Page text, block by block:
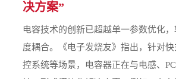
决方案”
电容技术的创新已超越单一参数优化
度耦合。《电子发烧友》指出，针对
控系统等场景，电容器正在与电感、